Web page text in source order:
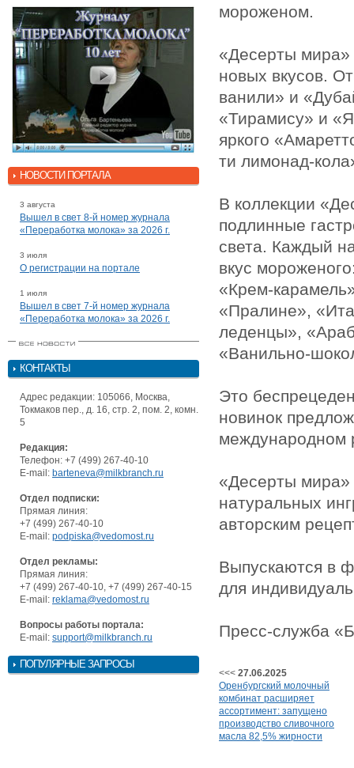
НОВОСТИ ПОРТАЛА
3 августа
Вышел в свет 8-й номер журнала
«Переработка молока» за 2026 г.
3 июля
О регистрации на портале
1 июля
Вышел в свет 7-й номер журнала
«Переработка молока» за 2026 г.
КОНТАКТЫ
Адрес редакции: 105066, Москва,
Токмаков пер., д. 16, стр. 2, пом. 2, комн.
5
Редакция:
Телефон: +7 (499) 267-40-10
E-mail: barteneva@milkbranch.ru
Отдел подписки:
Прямая линия:
+7 (499) 267-40-10
E-mail: podpiska@vedomost.ru
Отдел рекламы:
Прямая линия:
+7 (499) 267-40-10, +7 (499) 267-40-15
E-mail: reklama@vedomost.ru
Вопросы работы портала:
E-mail: support@milkbranch.ru
ПОПУЛЯРНЫЕ ЗАПРОСЫ
мороженом.
«Десерты мира»
новых вкусов.
ванили» и
«Тирамису» и
яркого
ти лимонад-
В коллекции
подлинные
света. Каждый
вкус
«Крем-
«Пралине»,
леденцы»,
«Ванильно-
Это
новинок
международном
«Десерты мира»
натуральных
авторским
Выпускаются в
для
Пресс-служба
<<< 27.06.2025
Оренбургский молочный
комбинат расширяет
ассортимент: запущено
производство сливочного
масла 82,5% жирности